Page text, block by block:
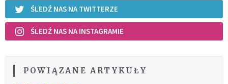
ŚLEDŹ NAS NA TWITTERZE
ŚLEDŹ NAS NA INSTAGRAMIE
POWIĄZANE ARTYKUŁY